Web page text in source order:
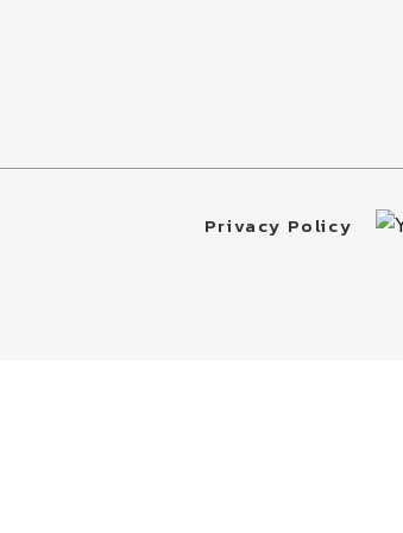
Privacy Policy